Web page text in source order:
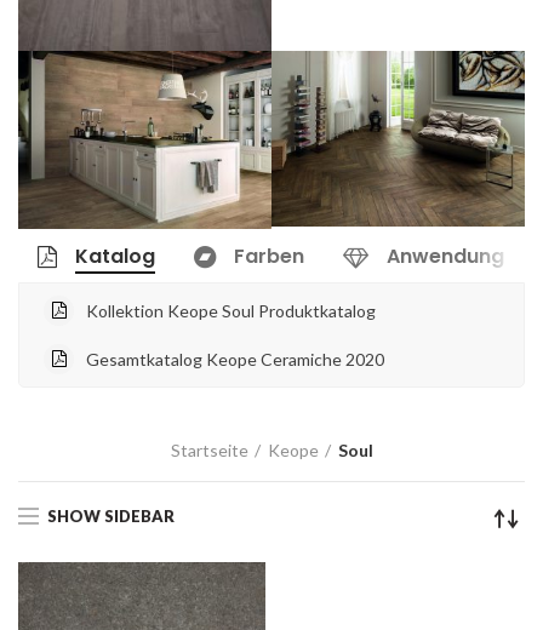
Katalog Farben Anwendung
Kollektion Keope Soul Produktkatalog
Gesamtkatalog Keope Ceramiche 2020
Startseite Keope Soul
SHOW SIDEBAR